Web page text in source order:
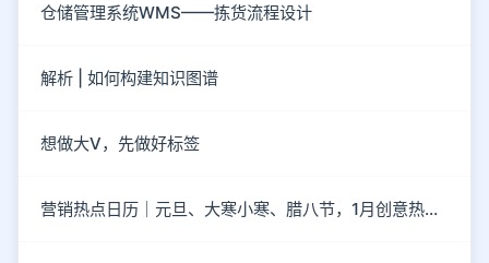
仓储管理系统WMS——拣货流程设计
解析 | 如何构建知识图谱
想做大V，先做好标签
营销热点日历｜元旦、大寒小寒、腊八节，1月创意热点都在这